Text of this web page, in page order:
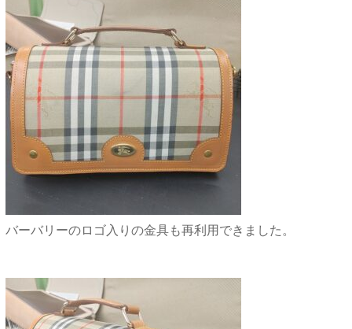
バーバリーのロゴ入りの金具も再利用できました。